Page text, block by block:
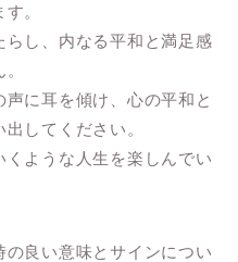
。
らし、内なる平和と満足感
に耳を傾け、心の平和と
してください。
ような人生を楽しんでい
良い意味とサインについ